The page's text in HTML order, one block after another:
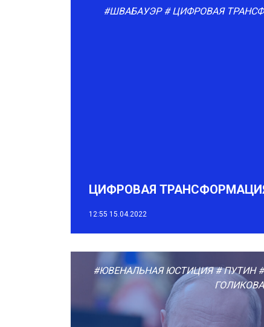
#ШВАБАУЭР # ЦИФРОВАЯ
ЦИФРОВАЯ
12:55 15.04.2022
#ЮВЕНАЛЬНАЯ ЮСТИЦИЯ # ПУТИН #
ГОЛИКОВА